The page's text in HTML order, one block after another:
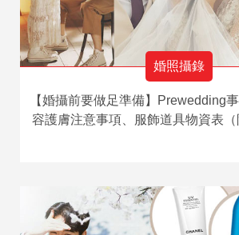
婚照攝錄
【婚攝前要做足準備】Prewedding
容護膚注意事項、服飾道具物資表（